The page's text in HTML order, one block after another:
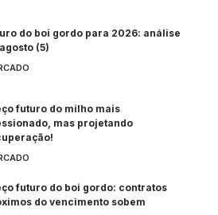
do boi gordo para 2026: análise
(5)
futuro do milho mais
mas projetando
futuro do boi gordo: contratos
do vencimento sobem